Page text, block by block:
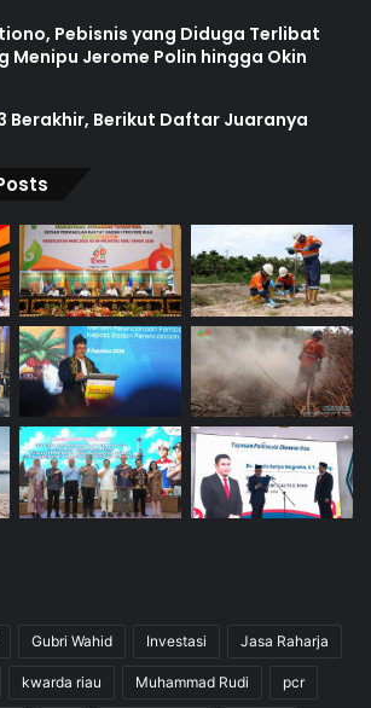
Pebisnis yang Diduga Terlibat
Menipu Jerome Polin hingga Okin
Berakhir, Berikut Daftar Juaranya
Gubri Wahid Investasi Jasa Raharja
kwarda riau Muhammad Rudi pcr